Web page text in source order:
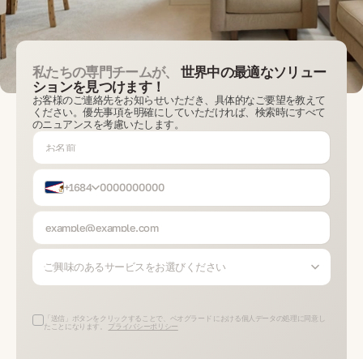
私たちの専門チームが、
世界中の最適なソリュー
ションを見つけます！
お客様のご連絡先をお知らせいただき、具体的なご要望を教えて
ください。優先事項を明確にしていただければ、検索時にすべて
のニュアンスを考慮いたします。
+1684
ご興味のあるサービスをお選びください
「送信」ボタンをクリックすることで、ベオグラード における個人データの処理に同意し
たことになります。
プライバシーポリシー